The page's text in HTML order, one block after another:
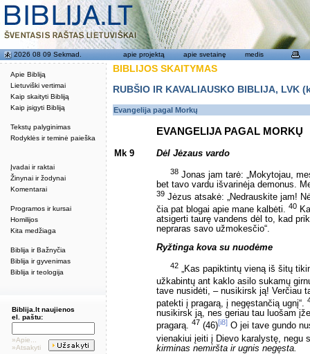
Apie Bibliją
Lietuviški vertimai
Kaip skaityti Bibliją
Kaip įsigyti Bibliją
Tekstų palyginimas
Rodyklės ir teminė paieška
Įvadai ir raktai
Žinynai ir žodynai
Komentarai
Programos ir kursai
Homilijos
Kita medžiaga
Biblija ir Bažnyčia
Biblija ir gyvenimas
Biblija ir teologija
2026 08 09 Sekmad. apie projektą apie svetainę medis
Biblija.lt naujienos
el. paštu:
»Apie...
»Atsakyti
BIBLIJOS SKAITYMAS
RUBŠIO IR KAVALIAUSKO BIBLIJA,
Evangelija pagal Morkų
EVANGELIJA PAGAL MORKŲ
Mk 9 Dėl Jėzaus vardo
38 Jonas jam tarė: „Mokytojau,
bet tavo vardu išvarinėja demonus.
39 Jėzus atsakė: „Nedrauskite jam!
čia pat blogai apie mane kalbėti. 40
atsigerti taurę vandens dėl to, kad
nepraras savo užmokesčio“.
Ryžtinga kova su nuodėme
42 „Kas papiktintų vieną iš šitų
užkabintų ant kaklo asilo sukamų
tave nusidėti, – nusikirsk ją! Verčiau
patekti į pragarą, į negęstančią ugnį“.
nusikirsk ją, nes geriau tau luošam
pragarą. 47 (46)[i8] O jei tave gundo
vienakiui įeiti į Dievo karalystę, negu
kirminas nemiršta ir ugnis negęsta.